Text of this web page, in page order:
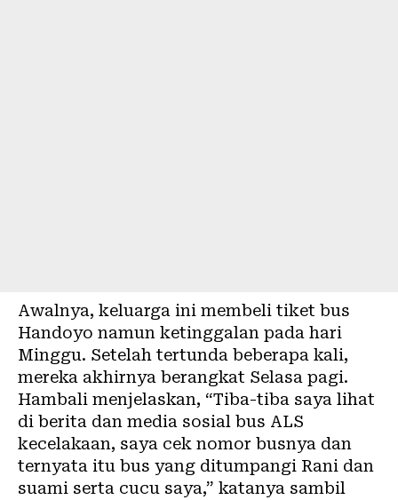
Awalnya, keluarga ini membeli tiket bus
Handoyo namun ketinggalan pada hari
Minggu. Setelah tertunda beberapa kali,
mereka akhirnya berangkat Selasa pagi.
Hambali menjelaskan, “Tiba-tiba saya lihat
di berita dan media sosial bus ALS
kecelakaan, saya cek nomor busnya dan
ternyata itu bus yang ditumpangi Rani dan
suami serta cucu saya,” katanya sambil